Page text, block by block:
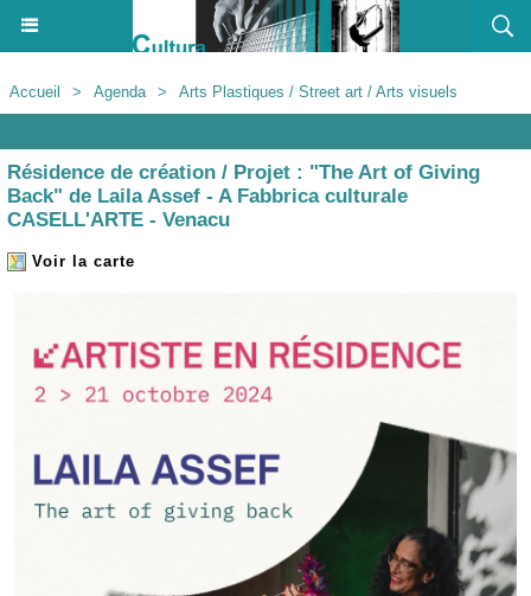
Accueil > Agenda > Arts Plastiques / Street art / Arts visuels
Résidence de création / Projet : "The Art of Giving
Back" de Laila Assef - A Fabbrica culturale
CASELL'ARTE - Venacu
Voir la carte